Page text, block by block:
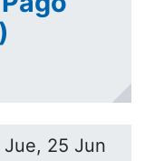
Jue, 25 Jun